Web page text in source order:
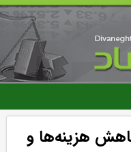
رفتن
محتوای
اصلی
هزینه‌ها و